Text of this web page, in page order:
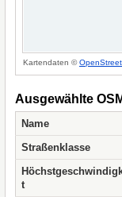
Kartendaten ©
Ausgewählte
Name
Straßenklasse
t